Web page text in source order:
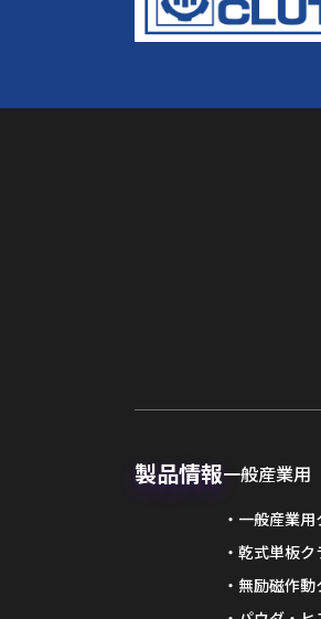
製品情報一般産業用
一般産業
乾式単板ク
無励磁作